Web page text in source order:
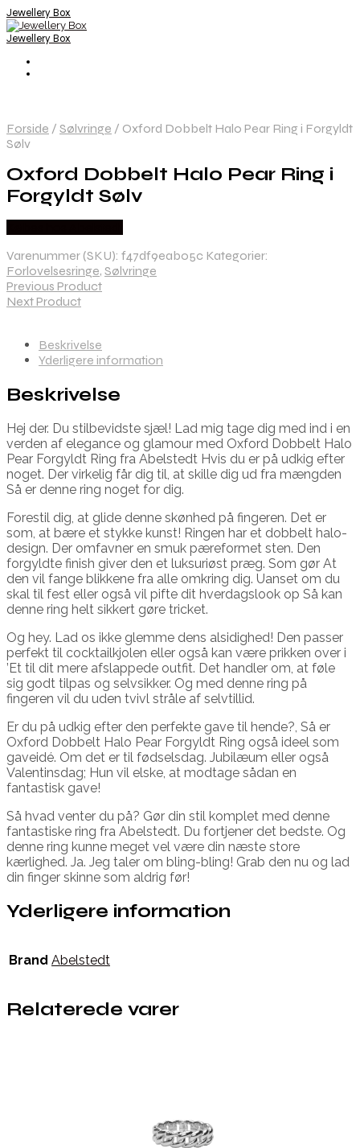
Jewellery Box
Jewellery Box
Forside / Sølvringe / Oxford Dobbelt Halo Pear Ring i Forgyldt
Sølv
Oxford Dobbelt Halo Pear Ring i
Forgyldt Sølv
Varenummer (SKU): f47df9eab05c Kategorier:
Forlovelsesringe, Sølvringe
Previous Product
Next Product
Beskrivelse
Yderligere information
Beskrivelse
Hej der. Du stilbevidste sjæl! Lad mig tage dig med ind i en
verden af elegance og glamour med Oxford Dobbelt Halo
Pear Forgyldt Ring fra Abelstedt Hvis du er på udkig efter
noget. Der virkelig får dig til, at skille dig ud fra mængden
Så er denne ring noget for dig.
Forestil dig, at glide denne skønhed på fingeren. Det er
som, at bære et stykke kunst! Ringen har et dobbelt halo-
design. Der omfavner en smuk pæreformet sten. Den
forgyldte finish giver den et luksuriøst præg. Som gør At
den vil fange blikkene fra alle omkring dig. Uanset om du
skal til fest eller også vil pifte dit hverdagslook op Så kan
denne ring helt sikkert gøre tricket.
Og hey. Lad os ikke glemme dens alsidighed! Den passer
perfekt til cocktailkjolen eller også kan være prikken over i
’Et til dit mere afslappede outfit. Det handler om, at føle
sig godt tilpas og selvsikker. Og med denne ring på
fingeren vil du uden tvivl stråle af selvtillid.
Er du på udkig efter den perfekte gave til hende?, Så er
Oxford Dobbelt Halo Pear Forgyldt Ring også ideel som
gaveidé. Om det er til fødselsdag. Jubilæum eller også
Valentinsdag; Hun vil elske, at modtage sådan en
fantastisk gave!
Så hvad venter du på? Gør din stil komplet med denne
fantastiske ring fra Abelstedt. Du fortjener det bedste. Og
denne ring kunne meget vel være din næste store
kærlighed. Ja. Jeg taler om bling-bling! Grab den nu og lad
din finger skinne som aldrig før!
Yderligere information
Brand Abelstedt
Relaterede varer